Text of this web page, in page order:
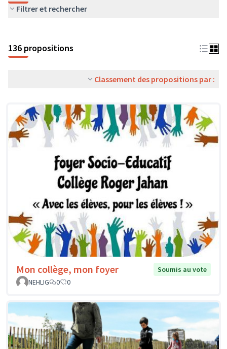
Filtrer et rechercher
136 propositions
Classement des propositions par :
Mon collège, mon foyer
Soumis au vote
NEHLIG
0 0